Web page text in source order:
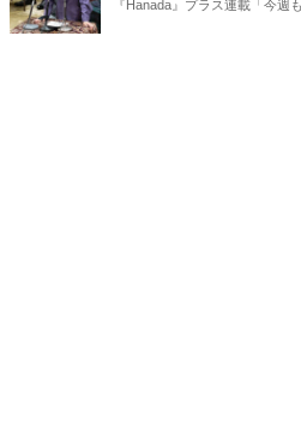
『Hanada』プラス連載「今週